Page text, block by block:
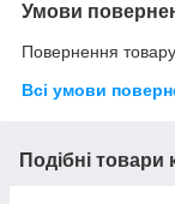
Умови
Повернення
Всі умови
Подібні товари